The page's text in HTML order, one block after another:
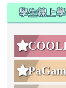
學生線上